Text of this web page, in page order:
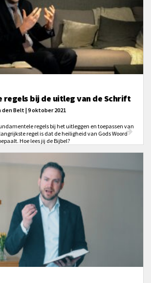
regels bij de uitleg van de Schrift
den Belt | 9 oktober 2021
regels bij het uitleggen en toepassen van
regel is dat de heiligheid van Gods Woord
Hoe lees jij de Bijbel?